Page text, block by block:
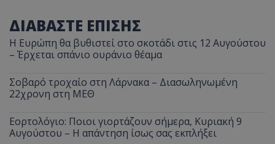
ΔΙΑΒΑΣΤΕ ΕΠΙΣΗΣ
Η Ευρώπη θα βυθιστεί στο σκοτάδι στις 12 Αυγούστου
– Έρχεται σπάνιο ουράνιο θέαμα
Σοβαρό τροχαίο στη Λάρνακα – Διασωληνωμένη
22χρονη στη ΜΕΘ
Εορτολόγιο: Ποιοι γιορτάζουν σήμερα, Κυριακή 9
Αυγούστου – Η απάντηση ίσως σας εκπλήξει